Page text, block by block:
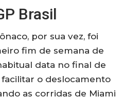
Brasil
por sua vez, foi
fim de semana de
data no final de
facilitar o deslocamento
as corridas de Miami